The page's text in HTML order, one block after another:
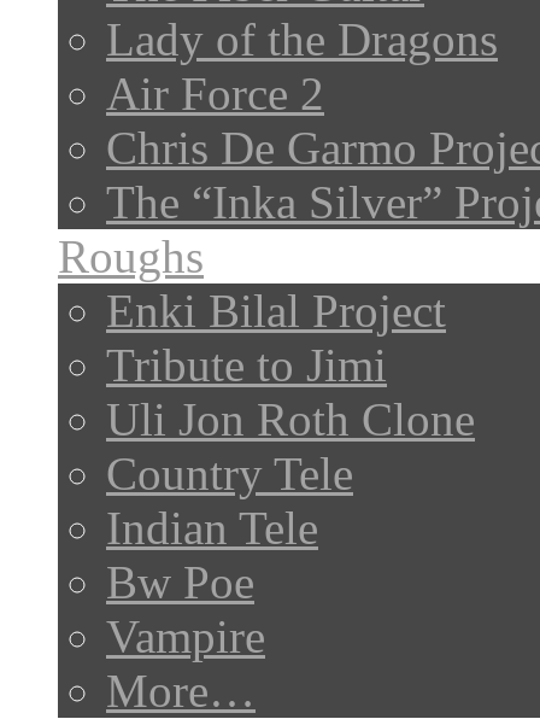
Lady of the Dragons
Air Force 2
Chris De Garmo
The “Inka Silver”
Roughs
Enki Bilal Project
Tribute to Jimi
Uli Jon Roth Clone
Country Tele
Indian Tele
Bw Poe
Vampire
More…